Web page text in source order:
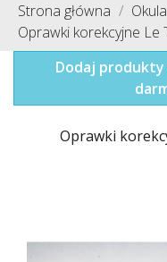
Strona główna
Oprawki korekcyjne Le
Dodaj produkty
Oprawki